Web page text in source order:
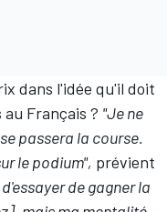
dans l'idée qu'il doit
Français ? "Je ne
passera la course.
le podium", prévient
de gagner la